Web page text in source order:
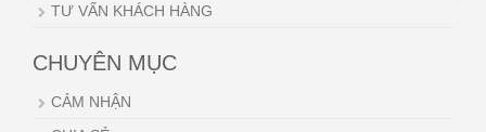
TƯ VẤN KHÁCH HÀNG
CHUYÊN MỤC
CẢM NHẬN